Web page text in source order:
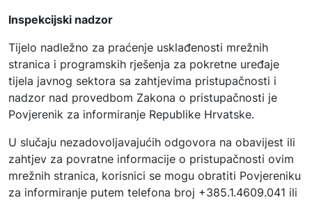
Inspekcijski nadzor
Tijelo nadležno za praćenje usklađenosti mrežnih
stranica i programskih rješenja za pokretne uređaje
tijela javnog sektora sa zahtjevima pristupačnosti i
nadzor nad provedbom Zakona o pristupačnosti je
Povjerenik za informiranje Republike Hrvatske.
U slučaju nezadovoljavajućih odgovora na obavijest ili
zahtjev za povratne informacije o pristupačnosti ovim
mrežnih stranica, korisnici se mogu obratiti Povjereniku
za informiranje putem telefona broj +385.1.4609.041 ili